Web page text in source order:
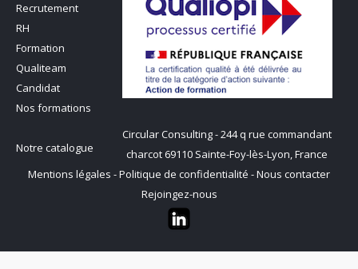
Recrutement
RH
Formation
Qualiteam
Candidat
Nos formations
Notre catalogue
Circular Consulting - 244 q rue commandant
charcot 69110 Sainte-Foy-lès-Lyon, France
Mentions légales -Politique de confidentialité -Nous contacter
Rejoingez-nous